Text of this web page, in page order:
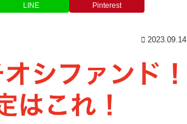
LINE Pinterest
2023.09.14